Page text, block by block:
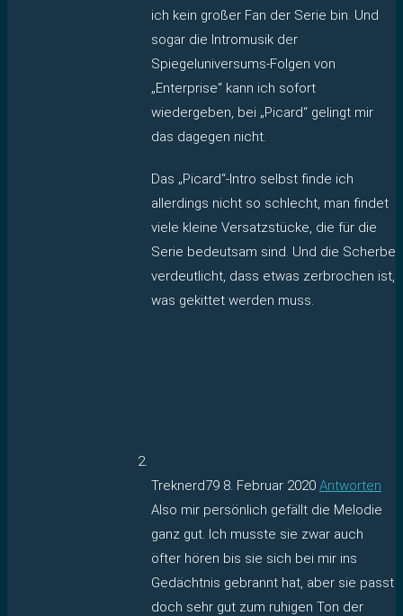
ich kein großer Fan der Serie bin. Und
sogar die Intromusik der
Spiegeluniversums-Folgen von
„Enterprise“ kann ich sofort
wiedergeben, bei „Picard“ gelingt mir
das dagegen nicht.
Das „Picard“-Intro selbst finde ich
allerdings nicht so schlecht, man findet
viele kleine Versatzstücke, die für die
Serie bedeutsam sind. Und die Scherbe
verdeutlicht, dass etwas zerbrochen ist,
was gekittet werden muss.
Treknerd79 8. Februar 2020 Antworten
Also mir persönlich gefällt die Melodie
ganz gut. Ich musste sie zwar auch
öfter hören bis sie sich bei mir ins
Gedächtnis gebrannt hat, aber sie passt
doch sehr gut zum ruhigen Ton der